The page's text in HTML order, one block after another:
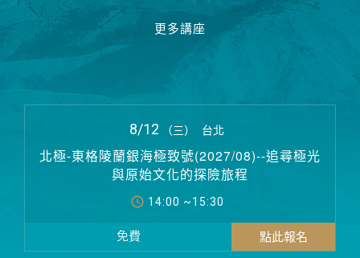
更多講座
北極-東格陵蘭銀海極致號(2027/08)--追尋極光
與原始文化的探險旅程
8/12 （三） 台北
14:00 ~15:30
免費